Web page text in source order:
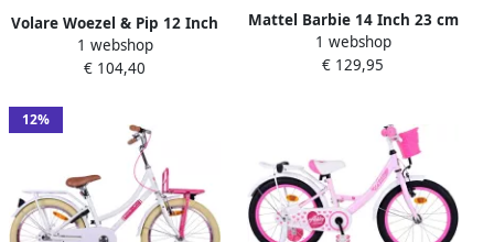
Volare Woezel & Pip 12 Inch
20 cm Meisjes
Terugtraprem Lichtroze
1 webshop
€ 104,40
Mattel Barbie 14 Inch 23 cm
Meisjes Terugtraprem Roze
Mintgroen
1 webshop
€ 129,95
12%